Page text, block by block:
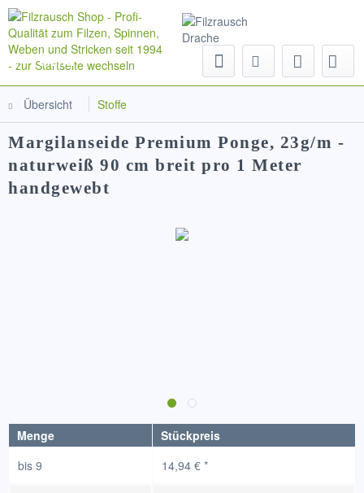
Menü
Übersicht Stoffe
Margilanseide Premium Ponge, 23g/m -
naturweiß 90 cm breit pro 1 Meter
handgewebt
Menge
Stückpreis
bis 9 14,94 € *